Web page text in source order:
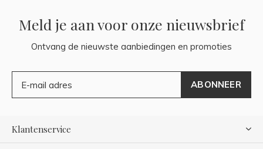
Meld je aan voor onze nieuwsbrief
Ontvang de nieuwste aanbiedingen en promoties
ABONNEER
Klantenservice